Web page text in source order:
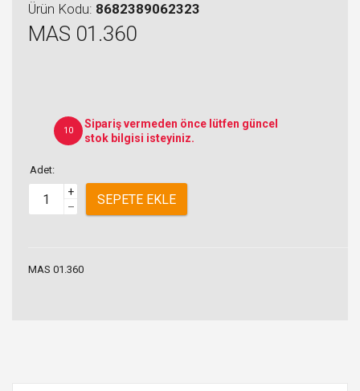
Ürün Kodu: 8682389062323
MAS 01.360
10
Sipariş vermeden önce lütfen güncel
stok bilgisi isteyiniz.
Adet:
+
–
SEPETE EKLE
MAS 01.360